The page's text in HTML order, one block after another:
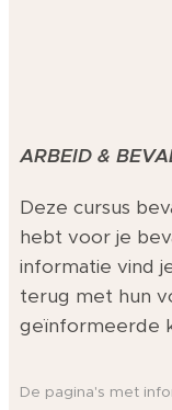
ARBEID &
Deze cursus
hebt voor je
informatie vind
terug met hun
geïnformeerde
De pagina's met